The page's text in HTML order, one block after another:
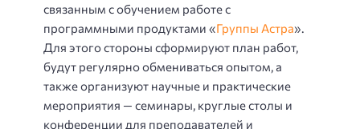
связанным с обучением работе с
программными продуктами «Группы Астра».
Для этого стороны сформируют план работ,
будут регулярно обмениваться опытом, а
также организуют научные и практические
мероприятия — семинары, круглые столы и
конференции для преподавателей и